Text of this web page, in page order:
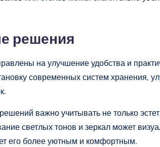
решения
на улучшение удобства и
современных систем хранения,
важно учитывать не только
светлых тонов и зеркал может
его более уютным и комфортным.